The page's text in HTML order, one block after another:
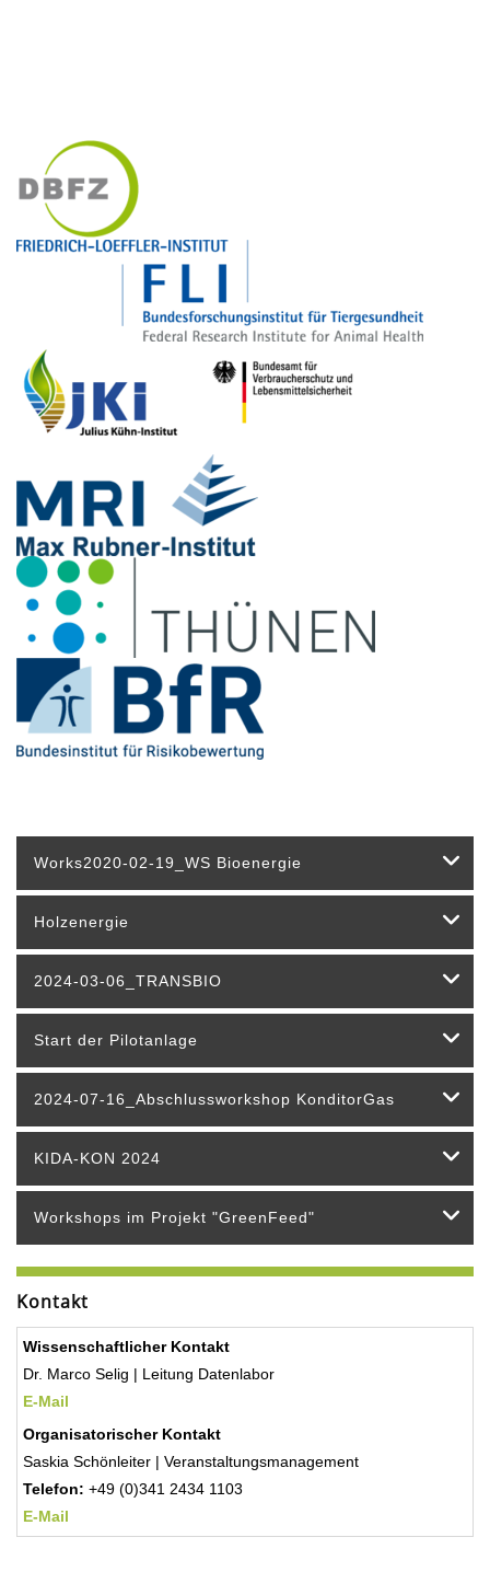
Works2020-02-19_WS Bioenergie
Holzenergie
2024-03-06_TRANSBIO
Start der Pilotanlage
2024-07-16_Abschlussworkshop KonditorGas
KIDA-KON 2024
Workshops im Projekt "GreenFeed"
Kontakt
Wissenschaftlicher Kontakt
Dr. Marco Selig | Leitung Datenlabor
E-Mail
Organisatorischer Kontakt
Saskia Schönleiter | Veranstaltungsmanagement
Telefon: +49 (0)341 2434 1103
E-Mail